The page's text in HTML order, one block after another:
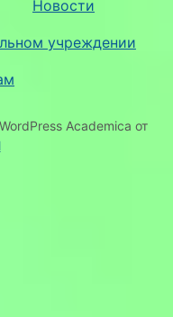
Новости
учреждении
Academica от